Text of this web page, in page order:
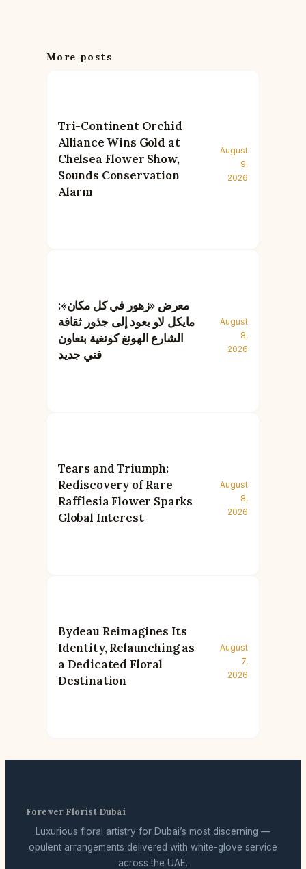
More posts
Tri-Continent Orchid
Alliance Wins Gold at
Chelsea Flower Show,
Sounds Conservation
Alarm
August
9,
2026
معرض «زهور في كل مكان»:
مايكل لاو يعود إلى جذور ثقافة
الشارع الهونغ كونغية بتعاون
فني جديد
August
8,
2026
Tears and Triumph:
Rediscovery of Rare
Rafflesia Flower Sparks
Global Interest
August
8,
2026
Bydeau Reimagines Its
Identity, Relaunching as
a Dedicated Floral
Destination
August
7,
2026
Forever Florist Dubai
Luxurious floral artistry for Dubai’s most discerning —
opulent arrangements delivered with white-glove service
across the UAE.